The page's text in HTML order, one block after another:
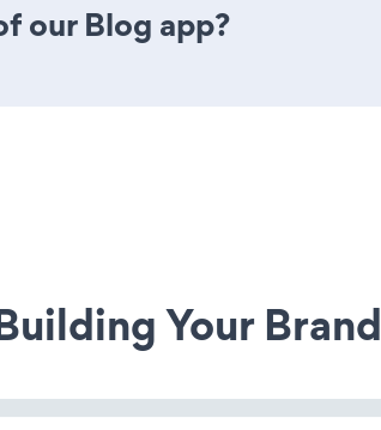
our Blog app?
Your Brand